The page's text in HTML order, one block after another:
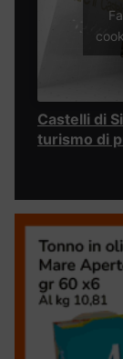
Castelli di
turismo di